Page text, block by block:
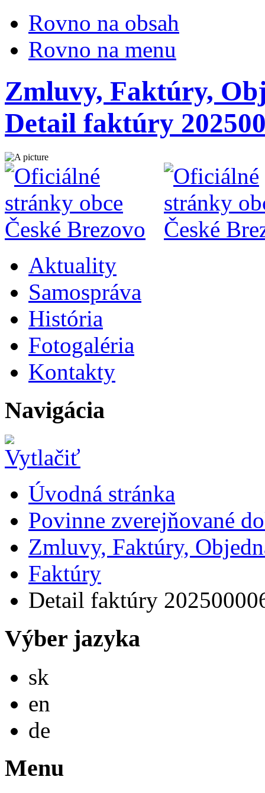
Rovno na obsah
Rovno na menu
Zmluvy, Faktúry,
Detail faktúry
Aktuality
Samospráva
História
Fotogaléria
Kontakty
Navigácia
Úvodná stránka
Povinne zverejňované
Zmluvy, Faktúry,
Faktúry
Detail faktúry
Výber jazyka
sk
en
de
Menu